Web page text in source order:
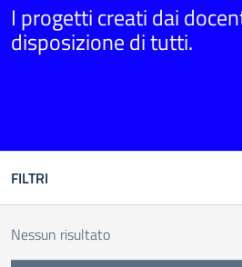
I progetti creati dai
disposizione di tutti.
FILTRI
Nessun risultato